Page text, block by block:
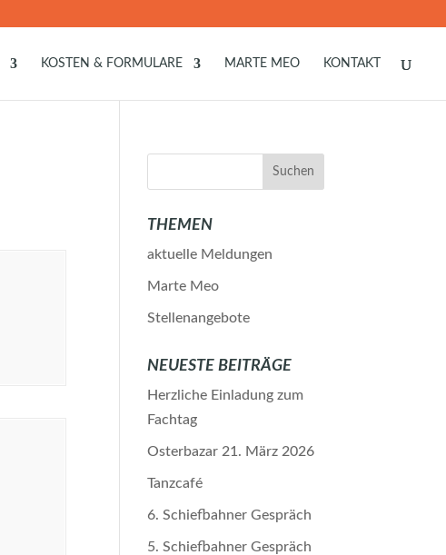
KOSTEN & FORMULARE MARTE MEO KONTAKT
THEMEN
aktuelle Meldungen
Marte Meo
Stellenangebote
NEUESTE BEITRÄGE
Herzliche Einladung zum
Fachtag
Osterbazar 21. März 2026
Tanzcafé
6. Schiefbahner Gespräch
5. Schiefbahner Gespräch